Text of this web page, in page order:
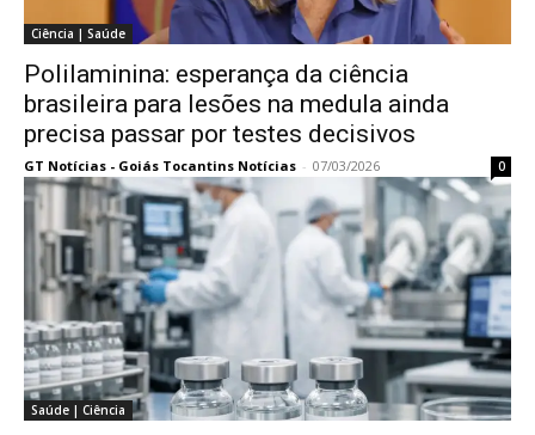
Ciência | Saúde
Polilaminina: esperança da ciência
brasileira para lesões na medula ainda
precisa passar por testes decisivos
GT Notícias - Goiás Tocantins Notícias - 07/03/2026 0
Saúde | Ciência